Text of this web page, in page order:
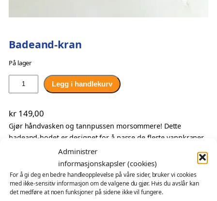
Administrer
informasjonskapsler (cookies)
For å gi deg en bedre handleopplevelse på våre sider, bruker vi cookies
med ikke-sensitiv informasjon om de valgene du gjør. Hvis du avslår kan
det medføre at noen funksjoner på sidene ikke vil fungere.
Badeand-kran
På lager
a
e
a
n
k
r
a
Legg i handlekurv
kr149,00
Gjør håndvasken og tannpussen morsommere! Dette
badeand-hodet er designet for å passe de fleste vannkraner,
slik at vannet renner ut gjennom nebbet på badeanden.
Perfekt for å gjøre håndvask og tannpuss til en gøyal
opplevelse for barna – og kanskje til og med noe de gleder
seg til! Det enkle designet gjør at du bare trer badeand-
hodet på kranen, og voila – plutselig blir kjedelig håndvask